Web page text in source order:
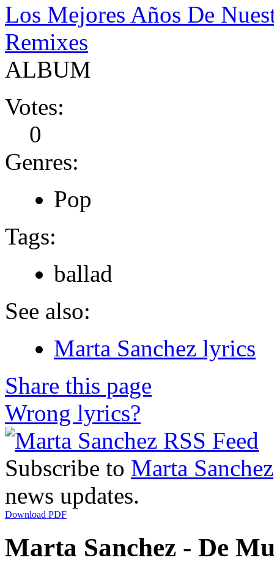
Los Mejores Años De
Remixes
ALBUM
Votes:
0
Genres:
Pop
Tags:
ballad
See also:
Marta Sanchez lyrics
Share this page
Wrong lyrics?
Subscribe to Marta Sanchez
news updates.
Download PDF
Marta Sanchez - De